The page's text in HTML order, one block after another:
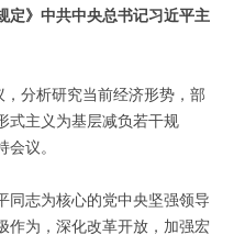
定》中共中央总书记习近平主
分析研究当前经济形势，部
式主义为基层减负若干规
议。
同志为核心的党中央坚强领导
作为，深化改革开放，加强宏